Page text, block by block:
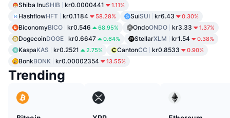
Shiba InuSHIB kr0.0000441 1.11%
HashflowHFT kr0.1184 58.28% SuiSUI kr6.43 0.30%
BiconomyBICO kr0.546 68.95% OndoONDO kr3.33 1.37%
DogecoinDOGE kr0.6647 0.64% StellarXLM kr1.54 0.38%
KaspaKAS kr0.2521 2.75% CantonCC kr0.8533 0.90%
BonkBONK kr0.00002354 13.55%
Trending